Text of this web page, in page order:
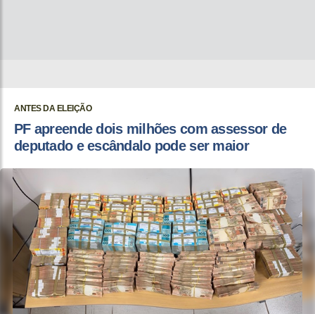
ANTES DA ELEIÇÃO
PF apreende dois milhões com assessor de
deputado e escândalo pode ser maior